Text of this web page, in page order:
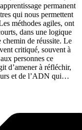
permanent
qui nous permettent
méthodes agiles, ont
dans une logique
chemin de réussite. Le
critiqué, souvent à
personnes ce
d’amener à réfléchir,
et de l’ADN qui…